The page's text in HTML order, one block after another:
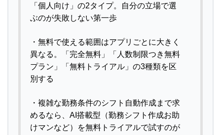
「個人向け」の2タイプ。自分の立場で選
ぶのが失敗しない第一歩
・無料で使える範囲はアプリごとに大きく
異なる。「完全無料」「人数制限つき無料
プラン」「無料トライアル」の3種類を区
別する
・複雑な勤務条件のシフト自動作成まで求
めるなら、AI搭載型（勤務シフト作成お助
けマンなど）を無料トライアルで試すのが